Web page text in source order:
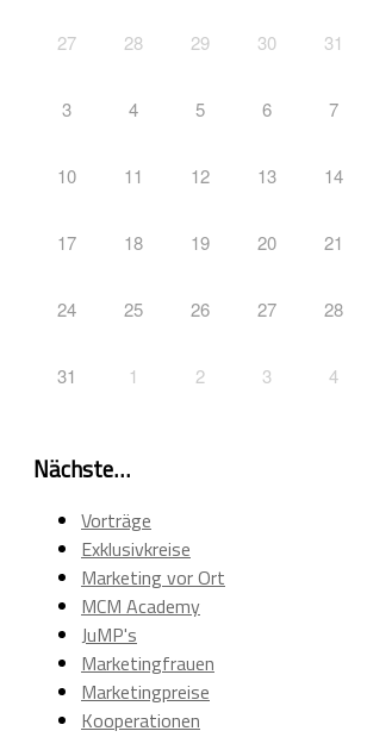
27 28 29 30 31
3 4 5 6 7
10 11 12 13 14
17 18 19 20 21
24 25 26 27 28
31 1 2 3 4
Nächste…
Vorträge
Exklusivkreise
Marketing vor Ort
MCM Academy
JuMP's
Marketingfrauen
Marketingpreise
Kooperationen